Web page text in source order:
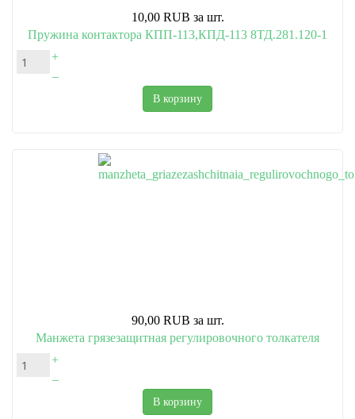
10,00 RUB за шт.
Пружина контактора КПП-113,КПД-113 8ТД.281.120-1
+
–
В корзину
90,00 RUB за шт.
Манжета грязезащитная регулировочного толкателя
+
–
В корзину